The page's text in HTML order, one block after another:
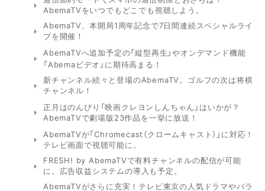
AbemaTVをいつでもどこでも視聴しよう。
AbemaTV、本開局1周年記念で7日間連続スペシャルライ
ブを開催！
AbemaTVへ追加予定の「縦型再生」やオンデマンド機能
「Abemaビデオ」に期待高まる！
新チャンネル続々と登場のAbemaTV。ゴルフの次は将棋
チャンネル！
正月はのんびり「映画クレヨンしんちゃん」はいかが？
AbemaTVで劇場版23作品を一挙に放送！
AbemaTVが「Chromecast（クロームキャスト）」に対応！
テレビ画面で視聴可能に。
FRESH! by AbemaTVで有料チャンネルの配信が可能
に。広告収益システムの導入も予定。
AbemaTVがさらに充実！テレビ東京の人気ドラマやバラ